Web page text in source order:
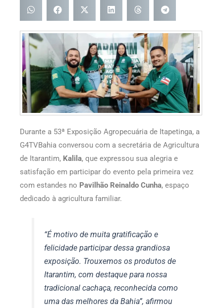
Durante a 53ª Exposição Agropecuária de Itapetinga, a
G4TVBahia conversou com a secretária de Agricultura
de Itarantim, Kalila, que expressou sua alegria e
satisfação em participar do evento pela primeira vez
com estandes no Pavilhão Reinaldo Cunha, espaço
dedicado à agricultura familiar.
“É motivo de muita gratificação e
felicidade participar dessa grandiosa
exposição. Trouxemos os produtos de
Itarantim, com destaque para nossa
tradicional cachaça, reconhecida como
uma das melhores da Bahia”, afirmou